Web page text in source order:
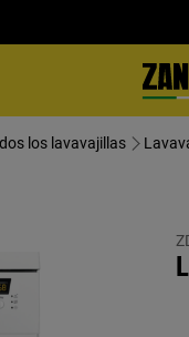
los lavavajillas